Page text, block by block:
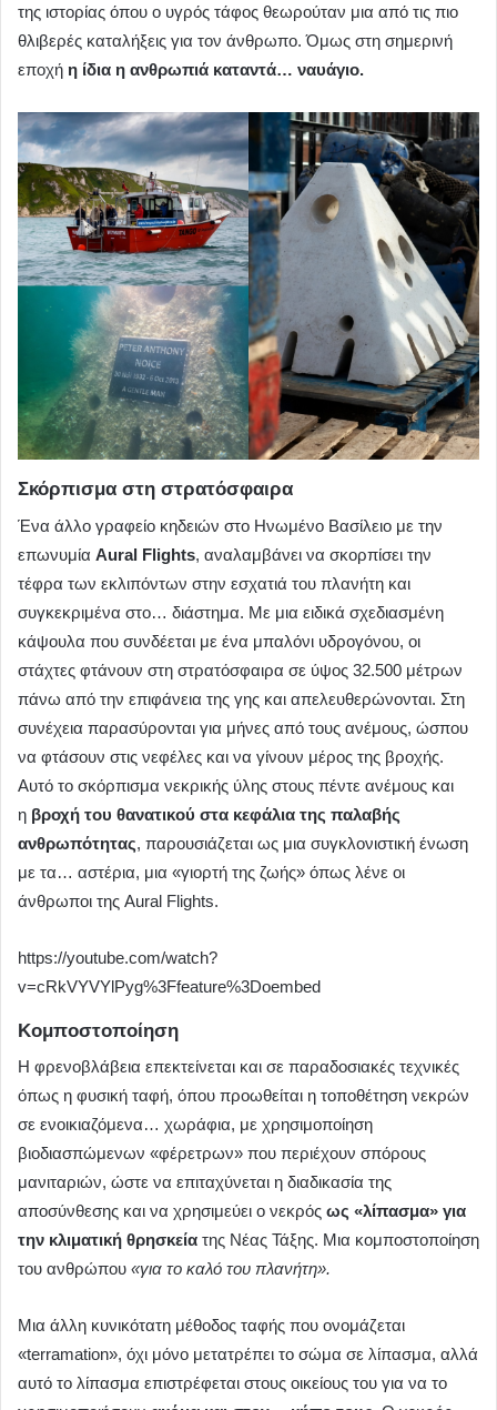
της ιστορίας όπου ο υγρός τάφος θεωρούταν μια από τις πιο
θλιβερές καταλήξεις για τον άνθρωπο. Όμως στη σημερινή
εποχή η ίδια η ανθρωπιά καταντά… ναυάγιο.
Σκόρπισμα στη στρατόσφαιρα
Ένα άλλο γραφείο κηδειών στο Ηνωμένο Βασίλειο με την
επωνυμία Aural Flights, αναλαμβάνει να σκορπίσει την
τέφρα των εκλιπόντων στην εσχατιά του πλανήτη και
συγκεκριμένα στο… διάστημα. Με μια ειδικά σχεδιασμένη
κάψουλα που συνδέεται με ένα μπαλόνι υδρογόνου, οι
στάχτες φτάνουν στη στρατόσφαιρα σε ύψος 32.500 μέτρων
πάνω από την επιφάνεια της γης και απελευθερώνονται. Στη
συνέχεια παρασύρονται για μήνες από τους ανέμους, ώσπου
να φτάσουν στις νεφέλες και να γίνουν μέρος της βροχής.
Αυτό το σκόρπισμα νεκρικής ύλης στους πέντε ανέμους και
η βροχή του θανατικού στα κεφάλια της παλαβής
ανθρωπότητας, παρουσιάζεται ως μια συγκλονιστική ένωση
με τα… αστέρια, μια «γιορτή της ζωής» όπως λένε οι
άνθρωποι της Aural Flights.
https://youtube.com/watch?
v=cRkVYVYlPyg%3Ffeature%3Doembed
Κομποστοποίηση
Η φρενοβλάβεια επεκτείνεται και σε παραδοσιακές τεχνικές
όπως η φυσική ταφή, όπου προωθείται η τοποθέτηση νεκρών
σε ενοικιαζόμενα… χωράφια, με χρησιμοποίηση
βιοδιασπώμενων «φέρετρων» που περιέχουν σπόρους
μανιταριών, ώστε να επιταχύνεται η διαδικασία της
αποσύνθεσης και να χρησιμεύει ο νεκρός ως «λίπασμα» για
την κλιματική θρησκεία της Νέας Τάξης. Μια κομποστοποίηση
του ανθρώπου «για το καλό του πλανήτη».
Μια άλλη κυνικότατη μέθοδος ταφής που ονομάζεται
«terramation», όχι μόνο μετατρέπει το σώμα σε λίπασμα, αλλά
αυτό το λίπασμα επιστρέφεται στους οικείους του για να το